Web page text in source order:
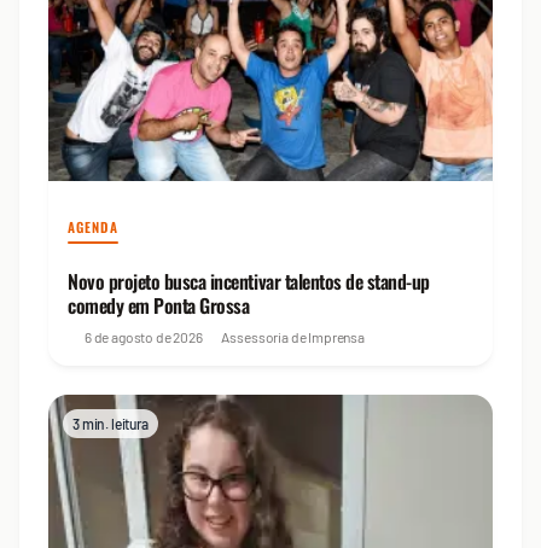
AGENDA
Novo projeto busca incentivar talentos de stand-up
comedy em Ponta Grossa
6 de agosto de 2026 Assessoria de Imprensa
3 min. leitura